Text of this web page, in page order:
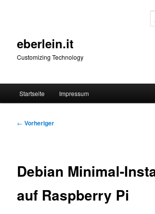
eberlein.it
Customizing Technology
Startseite Impressum
Beitragsnavigation
← Vorheriger
Debian Minimal-
auf Raspberry Pi